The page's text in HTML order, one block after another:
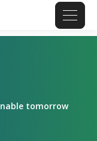
tomorrow